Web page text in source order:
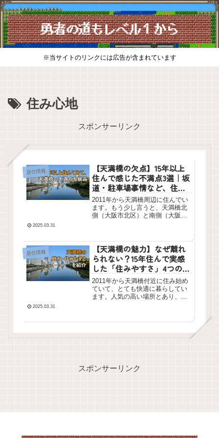
※当サイトのリンクには広告が含まれています
住み心地
スポンサーリンク
居住情報
【天満橋の欠点】15年以上
住んで感じた不満点3選｜坂
道・駐車場事情など、住む
前に知りたいリアルな本音
2011年から天満橋周辺に住んでい
ます。もう少し言うと、天満橋北
側（大阪市北区）と南側（大阪市
目の間ぐらいです。以前、天満橋
に住んでいて良いポイントを...
2025.03.31
居住情報
【天満橋の魅力】なぜ離れ
られない？15年住んで実感
した「住みやすさ」4つの理
由と生活利便性
2011年から天満橋付近に住み始め
ていて、とても快適に暮らしてい
ます。人気の高い場所とあり、最
2025.03.31
スポンサーリンク